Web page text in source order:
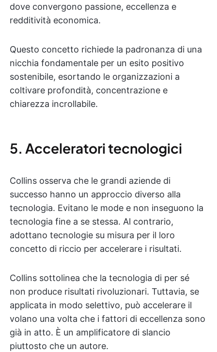
dove convergono passione, eccellenza e
redditività economica.
Questo concetto richiede la padronanza di una
nicchia fondamentale per un esito positivo
sostenibile, esortando le organizzazioni a
coltivare profondità, concentrazione e
chiarezza incrollabile.
5. Acceleratori tecnologici
Collins osserva che le grandi aziende di
successo hanno un approccio diverso alla
tecnologia. Evitano le mode e non inseguono la
tecnologia fine a se stessa. Al contrario,
adottano tecnologie su misura per il loro
concetto di riccio per accelerare i risultati.
Collins sottolinea che la tecnologia di per sé
non produce risultati rivoluzionari. Tuttavia, se
applicata in modo selettivo, può accelerare il
volano una volta che i fattori di eccellenza sono
già in atto. È un amplificatore di slancio
piuttosto che un autore.